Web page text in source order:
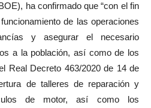
ha confirmado que “con el fin
de las operaciones
y asegurar el necesario
a la población, así como de los
Real Decreto 463/2020 de 14 de
de talleres de reparación y
de motor, así como los